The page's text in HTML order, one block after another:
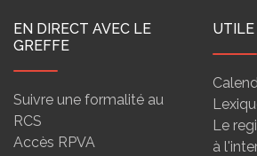
EN DIRECT AVEC LE
GREFFE
Suivre une formalité au
RCS
Accès RPVA
UTILE
Le
à